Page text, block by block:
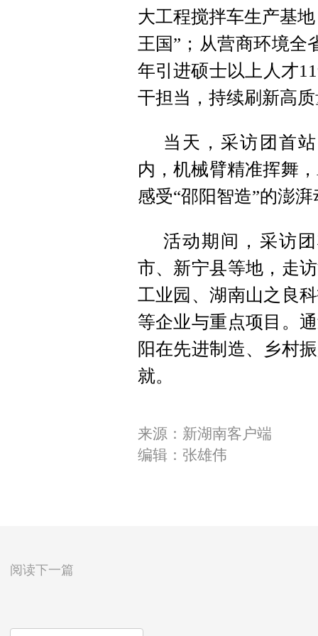
大工程搅拌车生产基
王国”；从营商环境全
年引进硕士以上人才
干担当，持续刷新高
当天，采访团首
内，机械臂精准挥舞
感受“邵阳智造”的澎
活动期间，采访
市、新宁县等地，走
工业园、湖南山之良
等企业与重点项目。
阳在先进制造、乡村
就。
来源：新湖南客户端
编辑：张雄伟
阅读下一篇